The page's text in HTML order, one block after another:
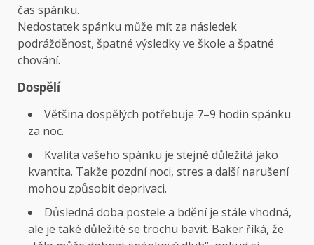
čas spánku.
Nedostatek spánku může mít za následek
podrážděnost, špatné výsledky ve škole a špatné
chování.
Dospělí
Většina dospělých potřebuje 7–9 hodin spánku
za noc.
Kvalita vašeho spánku je stejně důležitá jako
kvantita. Takže pozdní noci, stres a další narušení
mohou způsobit deprivaci.
Důsledná doba postele a bdění je stále vhodná,
ale je také důležité se trochu bavit. Baker říká, že